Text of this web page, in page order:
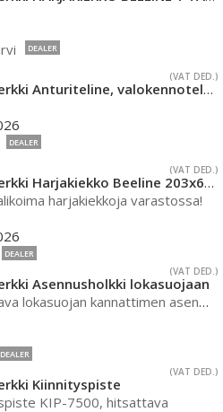
DEALER
(VAT DED.)
Muu merkki Anturiteline, valokennoteline
DEALER
(VAT DED.)
Muu merkki Harjakiekko Beeline 203x650 2,5 2N
harjakiekkoja varastossa!
DEALER
(VAT DED.)
Asennusholkki lokasuojaan
lokasuojan kannattimen asennusholkki
DEALER
(VAT DED.)
Kiinnityspiste
KIP-7500, hitsattava